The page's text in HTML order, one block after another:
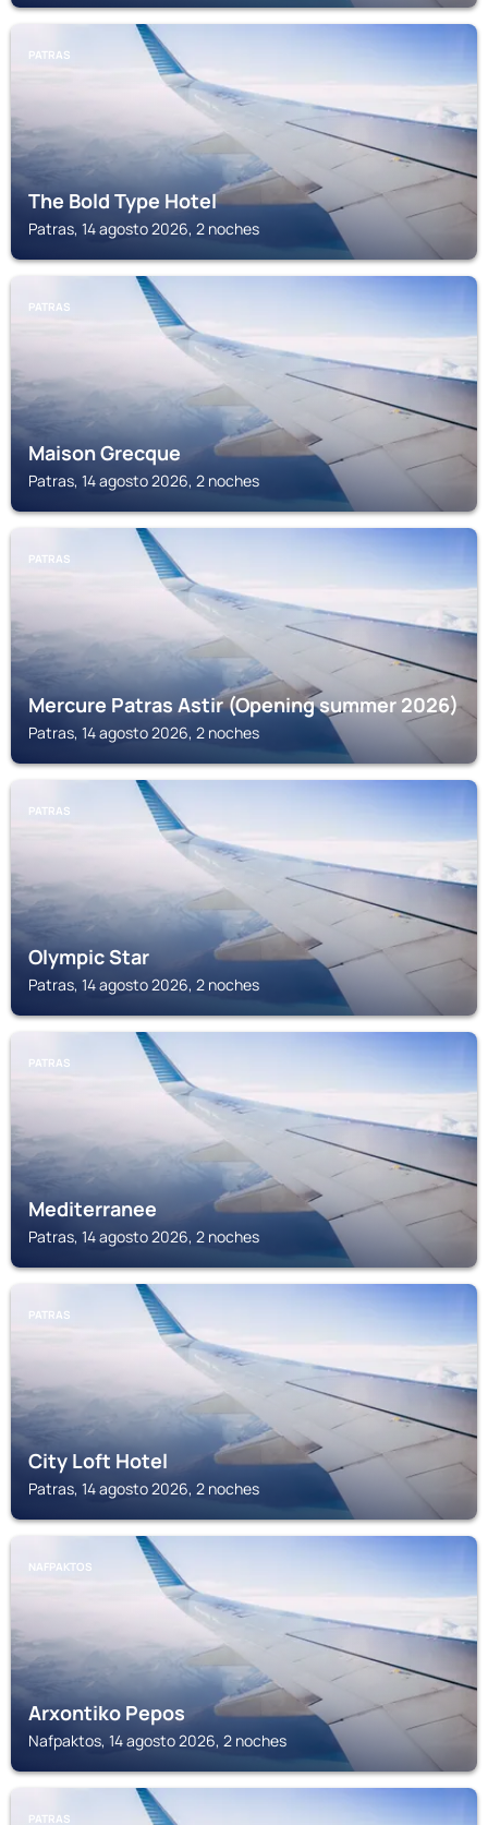
PATRAS
The Bold Type Hotel
Patras, 14 agosto 2026, 2 noches
PATRAS
Maison Grecque
Patras, 14 agosto 2026, 2 noches
PATRAS
Mercure Patras Astir (Opening summer 2026)
Patras, 14 agosto 2026, 2 noches
PATRAS
Olympic Star
Patras, 14 agosto 2026, 2 noches
PATRAS
Mediterranee
Patras, 14 agosto 2026, 2 noches
PATRAS
City Loft Hotel
Patras, 14 agosto 2026, 2 noches
NAFPAKTOS
Arxontiko Pepos
Nafpaktos, 14 agosto 2026, 2 noches
PATRAS